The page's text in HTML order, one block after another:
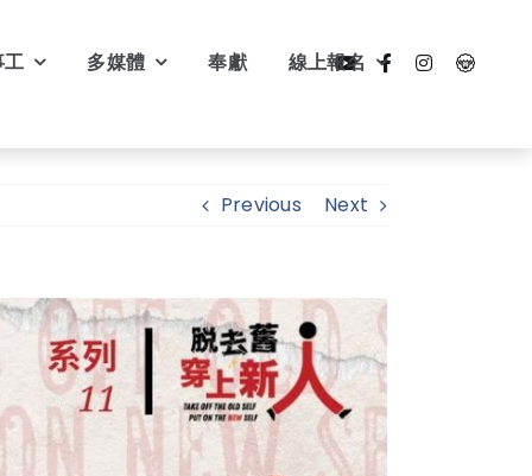
多媒體 奉獻 線上報名
Previous Next